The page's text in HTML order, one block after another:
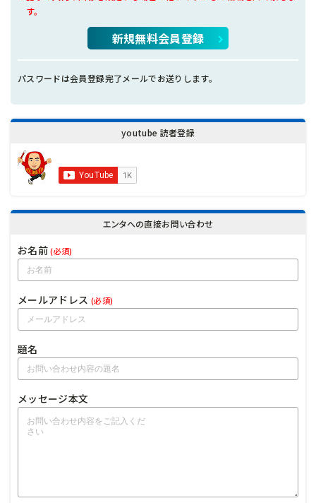
す。
新規無料会員登録
パスワードは会員登録完了メールでお送りします。
youtube 読者登録
エンタへの直接お問い合わせ
お名前(必須)
メールアドレス (必須)
題名
メッセージ本文